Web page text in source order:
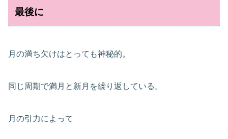
最後に
月の満ち欠けはとっても神秘的。
同じ周期で満月と新月を繰り返している。
月の引力によって